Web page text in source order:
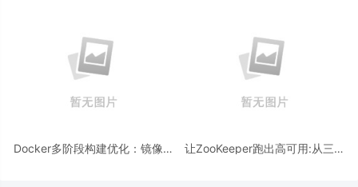
Docker多阶段构建优化：镜像体
让ZooKeeper跑出高可用:从三节